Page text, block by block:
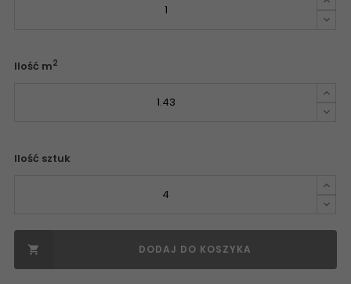
Ilość m2
Ilość sztuk
 DODAJ DO KOSZYKA